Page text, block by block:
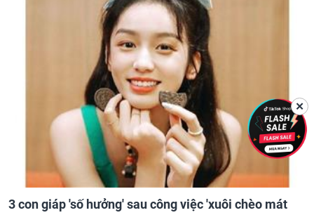
3 con giáp 'số hưởng' sau công việc 'xuôi chèo mát
✕